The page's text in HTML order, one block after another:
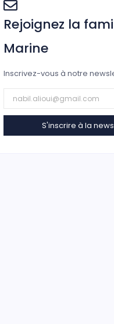
Rejoignez la
Marine
Inscrivez-vous à notre
S'inscrire à la